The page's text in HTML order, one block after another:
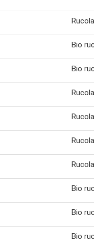
Rucola
Bio
Bio
Rucola
Rucola
Rucola
Rucola
Bio
Bio
Bio